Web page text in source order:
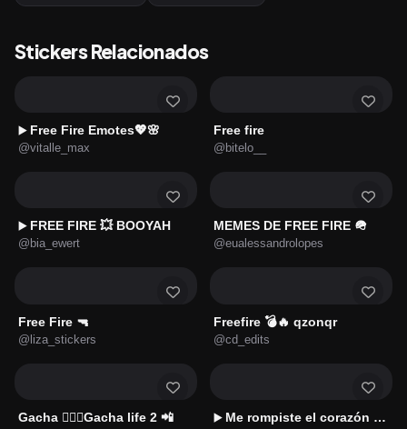
Stickers Relacionados
▶️ Free Fire Emotes💖🌸
@vitalle_max
Free fire
@bitelo__
▶️ FREE FIRE 💥 BOOYAH
@bia_ewert
MEMES DE FREE FIRE 🪖
@eualessandrolopes
Free Fire 🔫
@liza_stickers
Freefire 💣🔥 qzonqr
@cd_edits
Gacha 🙅🏻‍♀️Gacha life 2 📲 ▶️ Me rompiste el corazón 🎶🕺🏻